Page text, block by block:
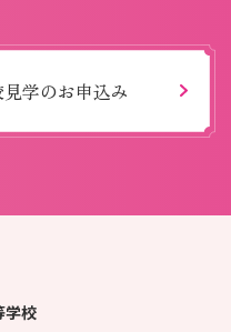
学のお申込み
学校